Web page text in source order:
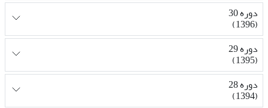
دوره 30
(1396)
دوره 29
(1395)
دوره 28
(1394)